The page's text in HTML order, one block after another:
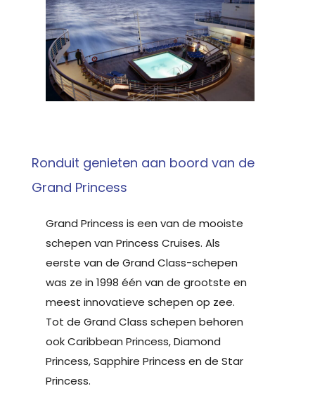
Ronduit genieten aan boord van de
Grand Princess
Grand Princess is een van de mooiste
schepen van Princess Cruises. Als
eerste van de Grand Class-schepen
was ze in 1998 één van de grootste en
meest innovatieve schepen op zee.
Tot de Grand Class schepen behoren
ook Caribbean Princess, Diamond
Princess, Sapphire Princess en de Star
Princess.